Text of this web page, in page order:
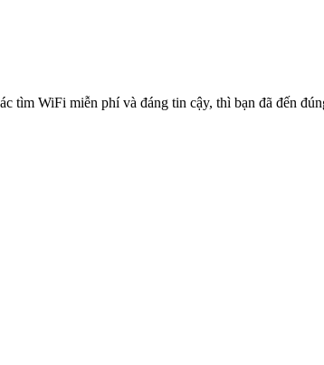
tìm WiFi miễn phí và đáng tin cậy, thì bạn đã đến